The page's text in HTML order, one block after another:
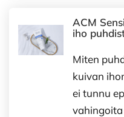
ACM
iho
Miten
kuivan
ei tunnu
vahingoita